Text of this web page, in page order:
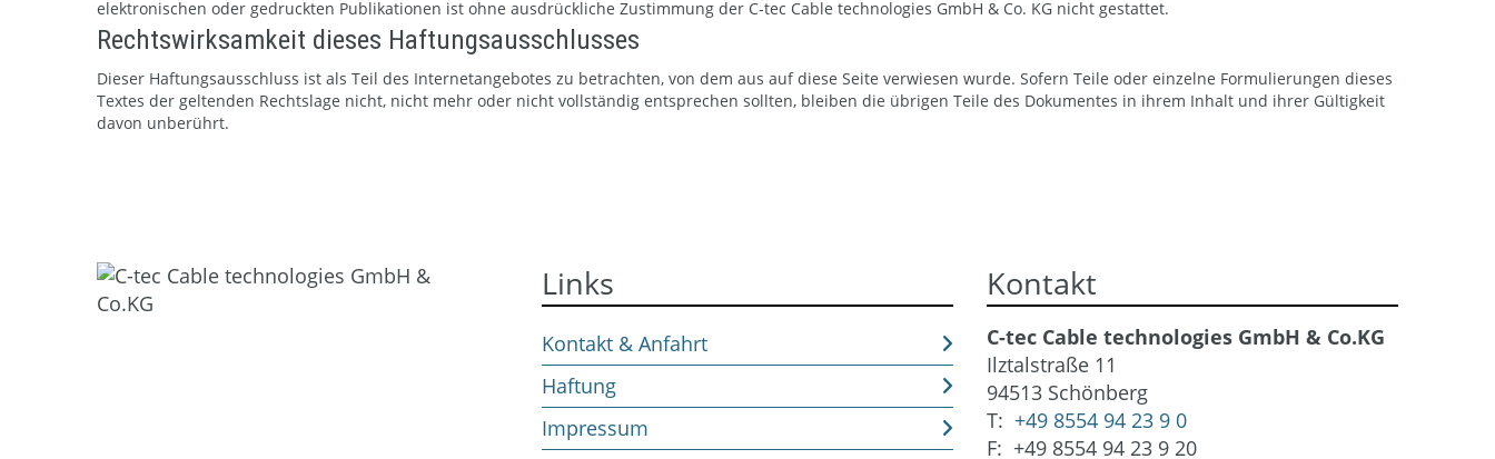
elektronischen oder gedruckten Publikationen ist ohne ausdrückliche Zustimmung der C-tec Cable technologies GmbH & Co. KG nicht gestattet.
Rechtswirksamkeit dieses Haftungsausschlusses
Dieser Haftungsausschluss ist als Teil des Internetangebotes zu betrachten, von dem aus auf diese Seite verwiesen wurde. Sofern Teile oder einzelne Formulierungen dieses
Textes der geltenden Rechtslage nicht, nicht mehr oder nicht vollständig entsprechen sollten, bleiben die übrigen Teile des Dokumentes in ihrem Inhalt und ihrer Gültigkeit
davon unberührt.
Links
Kontakt & Anfahrt
Haftung
Impressum
Kontakt
C-tec Cable technologies GmbH & Co.KG
Ilztalstraße 11
94513 Schönberg
T: +49 8554 94 23 9 0
F: +49 8554 94 23 9 20